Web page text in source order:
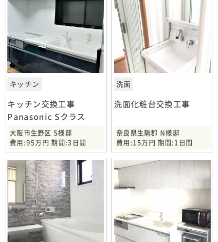
キッチン
キッチン交換工事
Panasonic Sクラス
大阪市生野区 S様邸
費用:95万円 期間:3日間
洗面
洗面化粧台交換工事
奈良県生駒郡 N様邸
費用:15万円 期間:1日間